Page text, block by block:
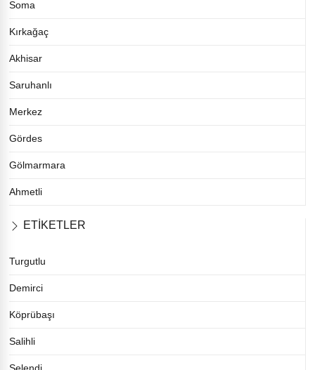
Soma
Kırkağaç
Akhisar
Saruhanlı
Merkez
Gördes
Gölmarmara
Ahmetli
ETİKETLER
Turgutlu
Demirci
Köprübaşı
Salihli
Selendi